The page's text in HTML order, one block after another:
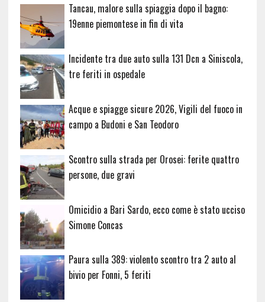
Tancau, malore sulla spiaggia dopo il bagno:
19enne piemontese in fin di vita
Incidente tra due auto sulla 131 Dcn a Siniscola,
tre feriti in ospedale
Acque e spiagge sicure 2026, Vigili del fuoco in
campo a Budoni e San Teodoro
Scontro sulla strada per Orosei: ferite quattro
persone, due gravi
Omicidio a Bari Sardo, ecco come è stato ucciso
Simone Concas
Paura sulla 389: violento scontro tra 2 auto al
bivio per Fonni, 5 feriti